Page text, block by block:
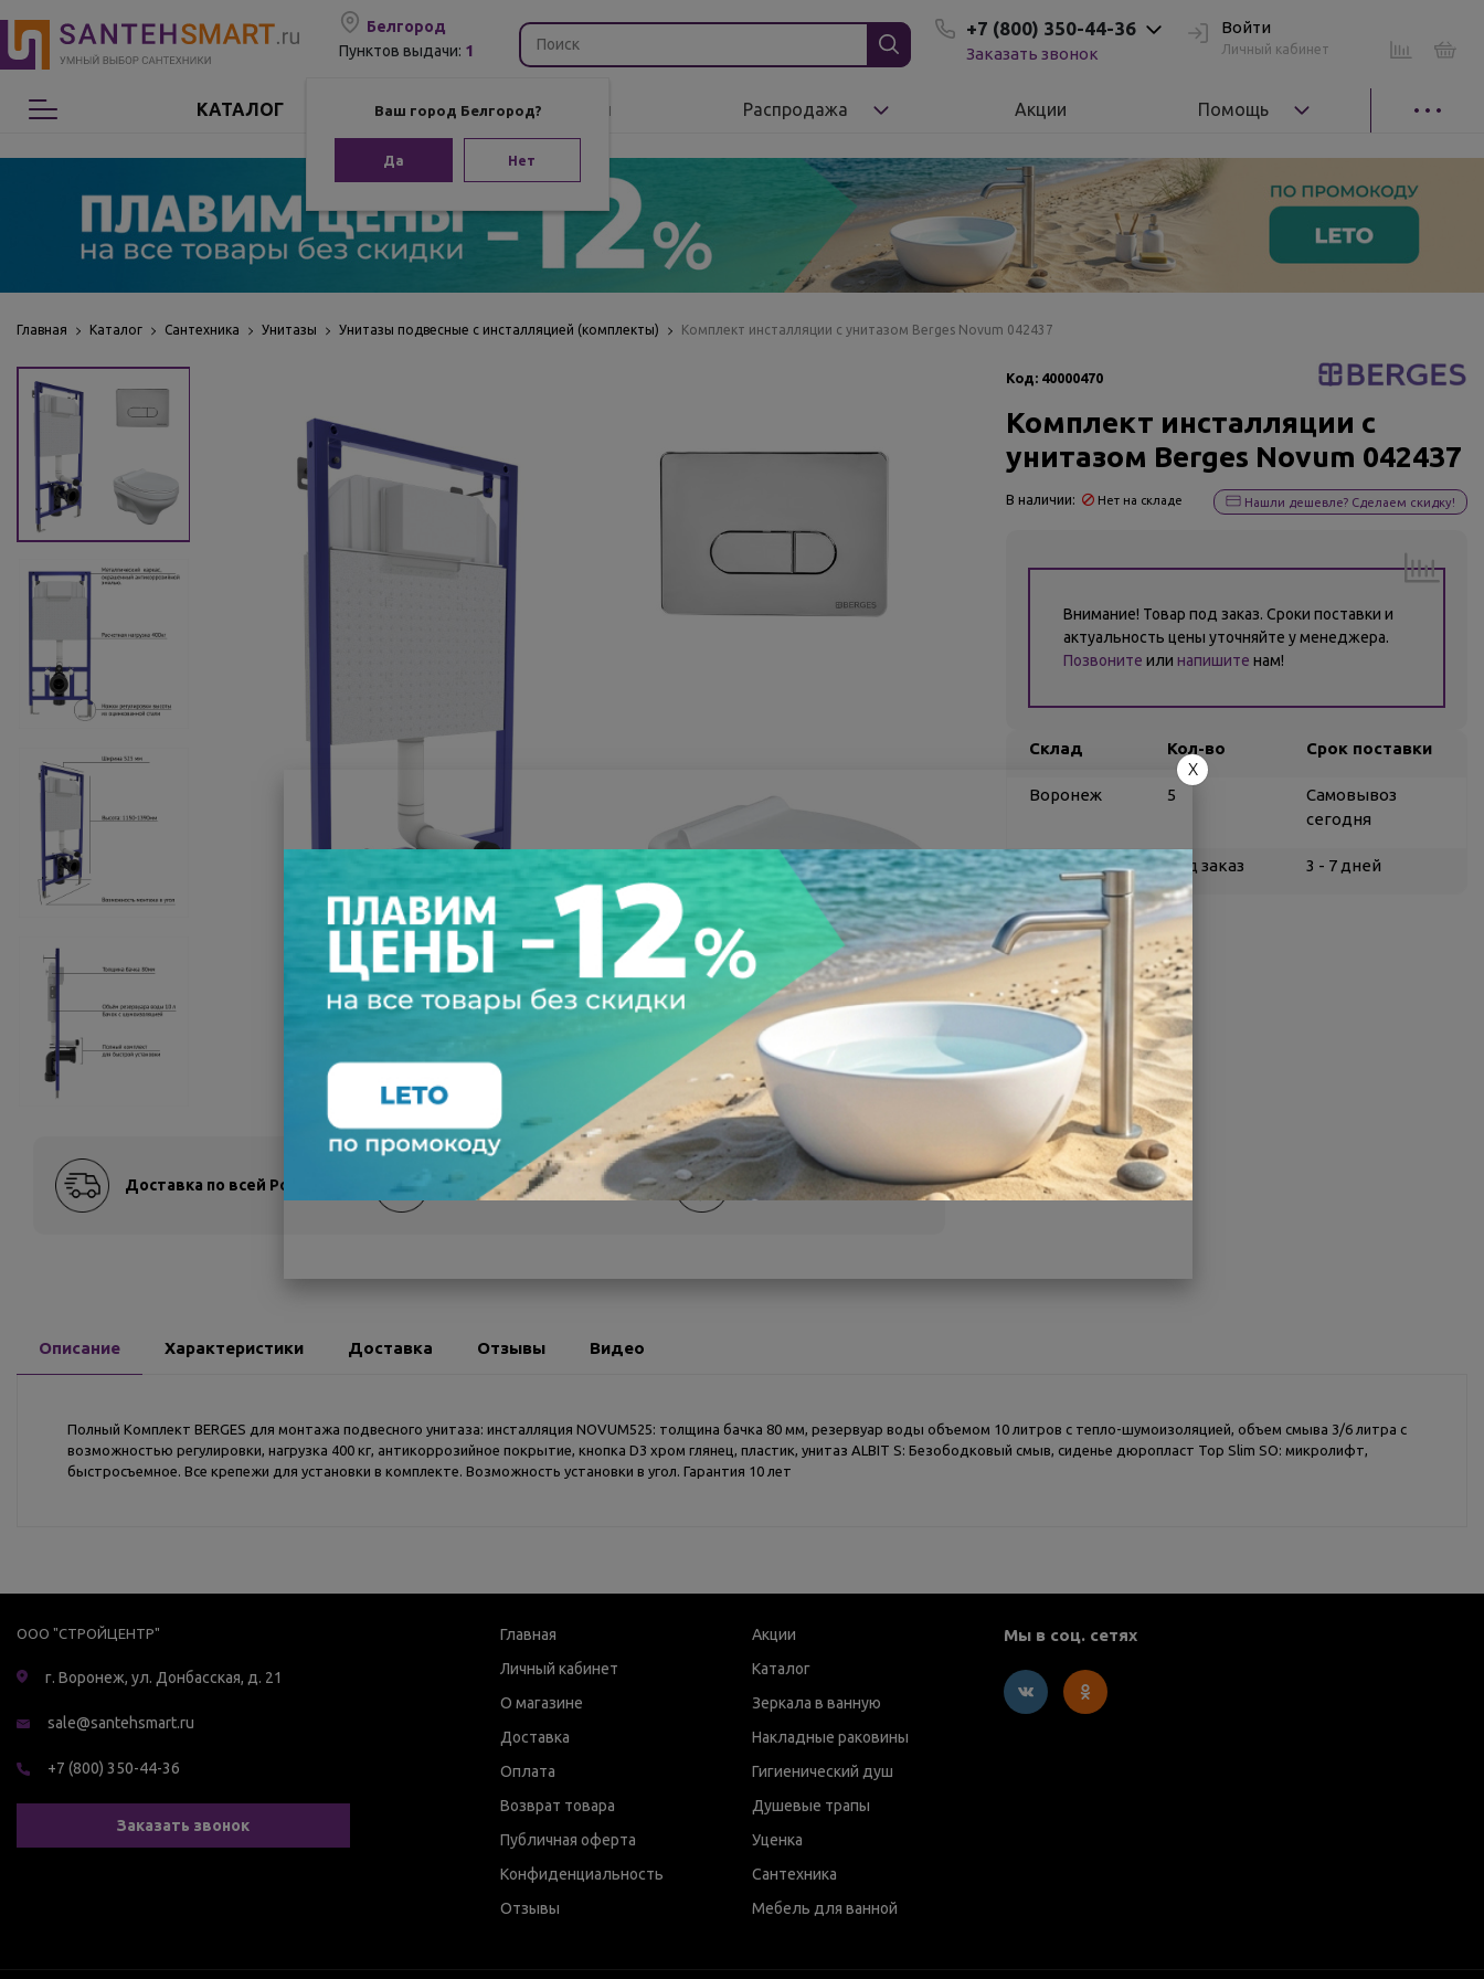
Белгород
Пунктов выдачи: 1
Ваш город Белгород?
Да Нет
+7 (800) 350-44-36
Заказать звонок
Войти
Личный кабинет
КАТАЛОГ
Сантехника
Мебель для ванной
Аксессуары для ванной
Отопление
Бренды Распродажа Акции Помощь
Главная Каталог Сантехника Унитазы Унитазы подвесные с инсталляцией (комплекты) Комплект инсталляции с унитазом Berges Novum 042437
Доставка по всей России Оплата после осмотра Всегда низкие цены
Код: 40000470
Комплект инсталляции с
унитазом Berges Novum 042437
В наличии: Нет на складе Нашли дешевле? Сделаем скидку!
Внимание! Товар под заказ. Сроки поставки и
актуальность цены уточняйте у менеджера.
Позвоните или напишите нам!
Склад Кол-во Срок поставки
Воронеж 5
Самовывоз
сегодня
Белгород под заказ 3 - 7 дней
О товаре
Заводской артикул:
042437
Производитель:
Berges
Гарантия: Гарантия 10 лет
Другие характеристики
Поделиться
Описание Характеристики Доставка Отзывы Видео
Полный Комплект BERGES для монтажа подвесного унитаза: инсталляция NOVUM525: толщина бачка 80 мм, резервуар воды объемом 10 литров с тепло-шумоизоляцией, объем смыва 3/6 литра с
возможностью регулировки, нагрузка 400 кг, антикоррозийное покрытие, кнопка D3 хром глянец, пластик, унитаз ALBIT S: Безободковый смыв, сиденье дюропласт Top Slim SO: микролифт,
быстросъемное. Все крепежи для установки в комплекте. Возможность установки в угол. Гарантия 10 лет
ООО "СТРОЙЦЕНТР"
г. Воронеж, ул. Донбасская, д. 21
sale@santehsmart.ru
+7 (800) 350-44-36
Заказать звонок
Главная
Личный кабинет
О магазине
Доставка
Оплата
Возврат товара
Публичная оферта
Конфиденциальность
Отзывы
Акции
Каталог
Зеркала в ванную
Накладные раковины
Гигиенический душ
Душевые трапы
Уценка
Сантехника
Мебель для ванной
Мы в соц. сетях
X